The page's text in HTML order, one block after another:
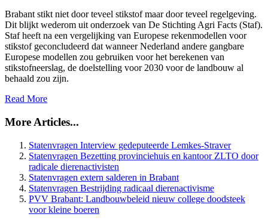
Brabant stikt niet door teveel stikstof maar door teveel regelgeving.
Dit blijkt wederom uit onderzoek van De Stichting Agri Facts (Staf).
Staf heeft na een vergelijking van Europese rekenmodellen voor
stikstof geconcludeerd dat wanneer Nederland andere gangbare
Europese modellen zou gebruiken voor het berekenen van
stikstofneerslag, de doelstelling voor 2030 voor de landbouw al
behaald zou zijn.
Read More
More Articles...
Statenvragen Interview gedeputeerde Lemkes-Straver
Statenvragen Bezetting provinciehuis en kantoor ZLTO door
radicale dierenactivisten
Statenvragen extern salderen in Brabant
Statenvragen Bestrijding radicaal dierenactivisme
PVV Brabant: Landbouwbeleid nieuw college doodsteek
voor kleine boeren